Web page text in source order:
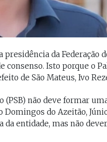
da Federação
consenso. Isto porque o
de São Mateus, Ivo
(PSB) não deve formar
do Azeitão,
entidade, mas não
de
do
da
biênio
biênio